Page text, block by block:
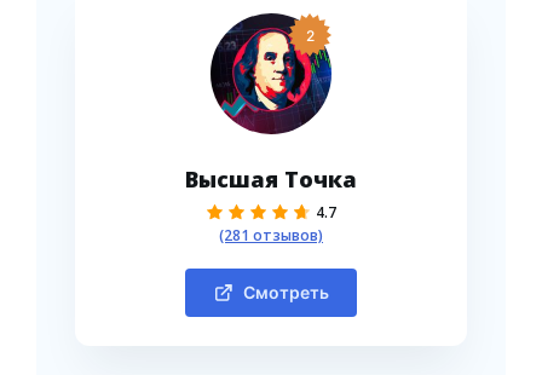
2
Высшая Точка
4.7
(281 отзывов)
Смотреть